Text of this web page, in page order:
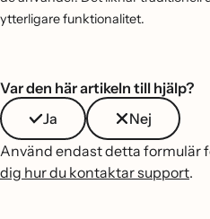
ytterligare funktionalitet.
Var den här artikeln till hjälp?
Ja
Nej
Använd endast detta formulär
dig hur du kontaktar support.